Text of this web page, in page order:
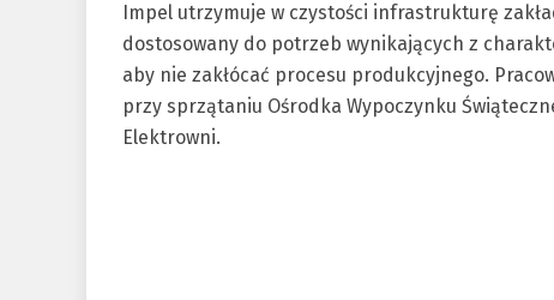
Impel utrzymuje w czystości infrastrukturę
dostosowany do potrzeb wynikających z
aby nie zakłócać procesu produkcyjnego.
przy sprzątaniu Ośrodka Wypoczynku
Elektrowni.